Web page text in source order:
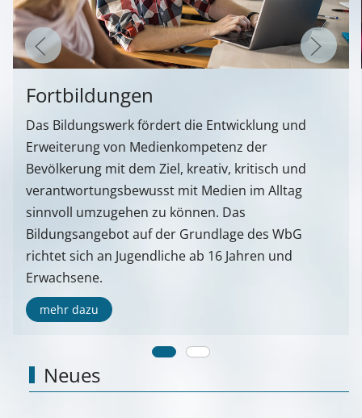
Fortbildungen
Das Bildungswerk fördert die Entwicklung und
Erweiterung von Medienkompetenz der
Bevölkerung mit dem Ziel, kreativ, kritisch und
verantwortungsbewusst mit Medien im Alltag
sinnvoll umzugehen zu können. Das
Bildungsangebot auf der Grundlage des WbG
richtet sich an Jugendliche ab 16 Jahren und
Erwachsene.
mehr dazu
Neues